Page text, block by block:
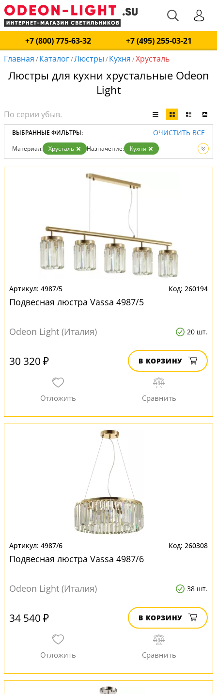
+7 (800) 775-63-32
+7 (495) 255-03-21
Главная / Каталог/Люстры / Кухня /Хрусталь
Люстры для кухни хрустальные Odeon
Light
ВЫБРАННЫЕ ФИЛЬТРЫ: ОЧИСТИТЬ ВСЕ
Материал: Хрусталь Назначение:
Кухня
Вид:
Люстры
4987/5 260194
Подвесная люстра Vassa 4987/5
Odeon Light (Италия) 20 шт.
30 320 ₽ В КОРЗИНУ
4987/6 260308
Подвесная люстра Vassa 4987/6
Odeon Light (Италия) 38 шт.
34 540 ₽ В КОРЗИНУ